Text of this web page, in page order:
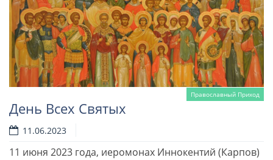
Православный Приход
День Всех Святых
11.06.2023
11 июня 2023 года, иеромонах Иннокентий (Карпов)